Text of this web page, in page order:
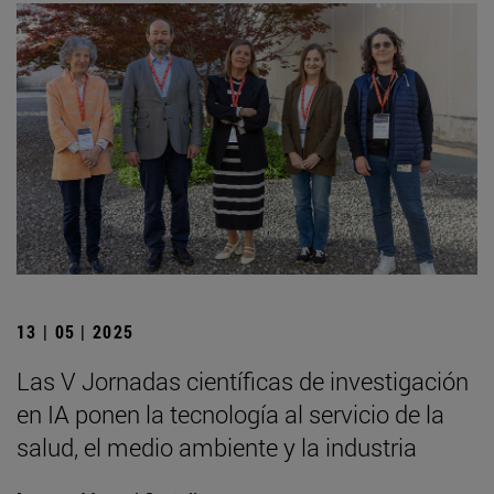
13 | 05 | 2025
Las V Jornadas científicas de investigación
en IA ponen la tecnología al servicio de la
salud, el medio ambiente y la industria